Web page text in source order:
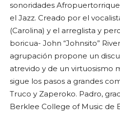
sonoridades
el Jazz. Creado por el
(Carolina) y el arreglista y
boricua- John “Johnsito”
agrupación propone un
atrevido y de un virtuosismo
sigue los pasos a grandes
Truco y Zaperoko. Padro,
Berklee College of Music de